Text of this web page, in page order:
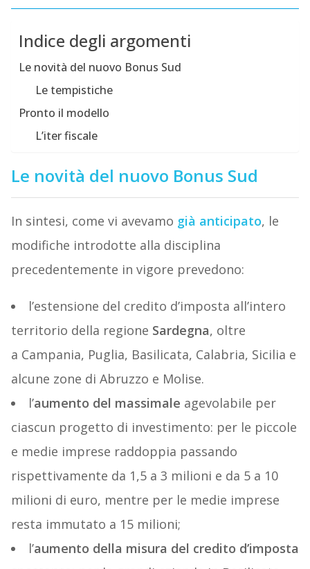
Indice degli argomenti
Le novità del nuovo Bonus Sud
Le tempistiche
Pronto il modello
L’iter fiscale
Le novità del nuovo Bonus Sud
In sintesi, come vi avevamo già anticipato, le
modifiche introdotte alla disciplina
precedentemente in vigore prevedono:
l’estensione del credito d’imposta all’intero
territorio della regione Sardegna, oltre
a Campania, Puglia, Basilicata, Calabria, Sicilia e
alcune zone di Abruzzo e Molise.
l’aumento del massimale agevolabile per
ciascun progetto di investimento: per le piccole
e medie imprese raddoppia passando
rispettivamente da 1,5 a 3 milioni e da 5 a 10
milioni di euro, mentre per le medie imprese
resta immutato a 15 milioni;
l’aumento della misura del credito d’imposta